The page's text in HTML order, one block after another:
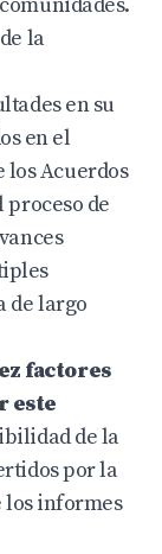
la
en su
en el
Acuerdos
proceso de
de largo
factores
este
de la
por la
los informes